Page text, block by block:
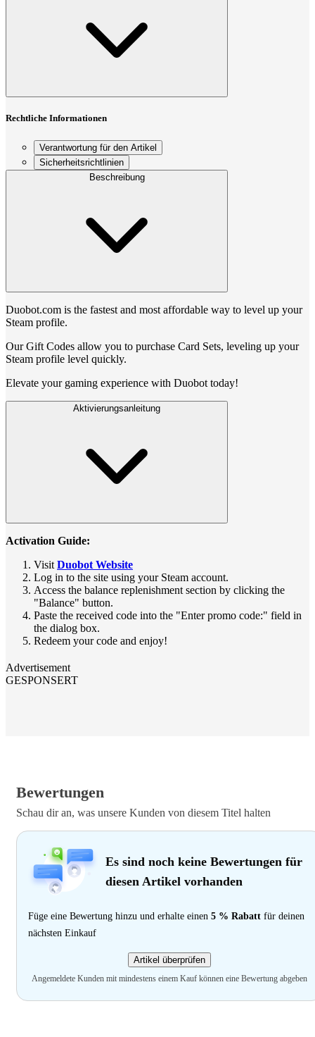
Rechtliche Informationen
Verantwortung für den Artikel
Sicherheitsrichtlinien
Beschreibung
Duobot.com is the fastest and most affordable way to level up your
Steam profile.
Our Gift Codes allow you to purchase Card Sets, leveling up your
Steam profile level quickly.
Elevate your gaming experience with Duobot today!
Aktivierungsanleitung
Activation Guide:
Visit Duobot Website
Log in to the site using your Steam account.
Access the balance replenishment section by clicking the
"Balance" button.
Paste the received code into the "Enter promo code:" field in
the dialog box.
Redeem your code and enjoy!
Advertisement
GESPONSERT
Bewertungen
Schau dir an, was unsere Kunden von diesem Titel halten
Es sind noch keine Bewertungen für
diesen Artikel vorhanden
Füge eine Bewertung hinzu und erhalte einen 5 % Rabatt für deinen
nächsten Einkauf
Artikel überprüfen
Angemeldete Kunden mit mindestens einem Kauf können eine Bewertung abgeben